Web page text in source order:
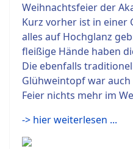
Weihnachtsfeier der
Kurz vorher ist in einer
alles auf Hochglanz
fleißige Hände haben
Die ebenfalls
Glühweintopf war
Feier nichts mehr im
-> hier weiterlesen ...